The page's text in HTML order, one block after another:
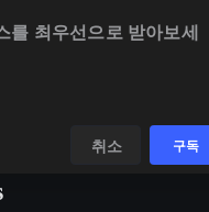
를 최우선으로 받아보세
취소 구독